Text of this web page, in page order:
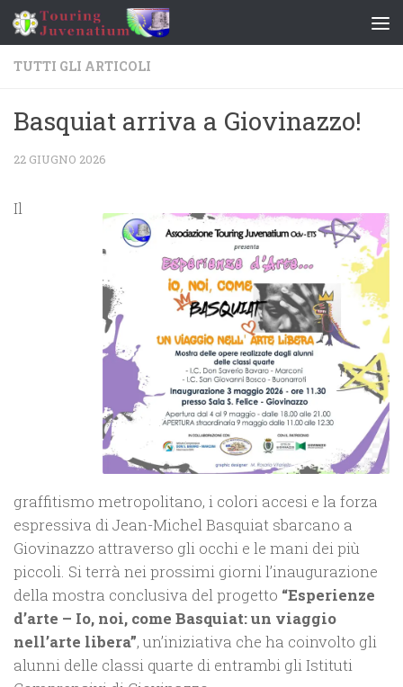
Salta al contenuto
TUTTI GLI ARTICOLI
Basquiat arriva a Giovinazzo!
22 GIUGNO 2026
Il
graffitismo metropolitano, i colori accesi e la forza
espressiva di Jean-Michel Basquiat sbarcano a
Giovinazzo attraverso gli occhi e le mani dei più
piccoli. Si terrà nei prossimi giorni l’inaugurazione
della mostra conclusiva del progetto “Esperienze
d’arte – Io, noi, come Basquiat: un viaggio
nell’arte libera”, un’iniziativa che ha coinvolto gli
alunni delle classi quarte di entrambi gli Istituti